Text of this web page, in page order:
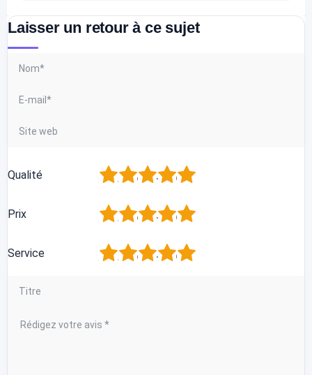
Laisser un retour à ce sujet
Qualité 5
4
3
2
Prix 5
4
3
2
Service 5
4
3
2